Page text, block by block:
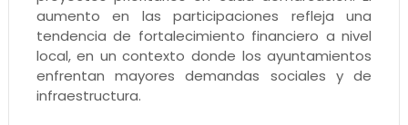
aumento en las participaciones refleja una
tendencia de fortalecimiento financiero a nivel
local, en un contexto donde los ayuntamientos
enfrentan mayores demandas sociales y de
infraestructura.